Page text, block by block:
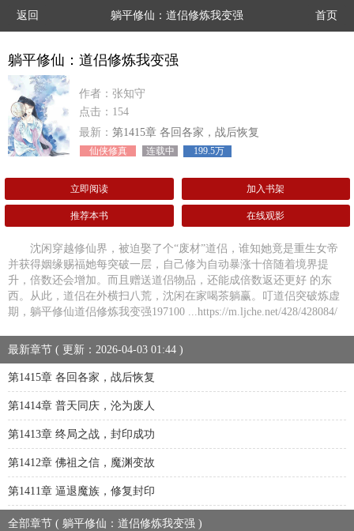
返回 躺平修仙：道侣修炼我变强 首页
躺平修仙：道侣修炼我变强
作者：张知守
点击：154
最新： 第1415章 各回各家，战后恢复
仙侠修真 连载中 199.5万
立即阅读 加入书架
推荐本书 在线观影
沈闲穿越修仙界，被迫娶了个“废材”道侣，谁知她竟是重生女帝
并获得姻缘赐福她每突破一层，自己修为自动暴涨十倍随着境界提
升，倍数还会增加。而且赠送道侣物品，还能成倍数返还更好 的东
西。从此，道侣在外横扫八荒，沈闲在家喝茶躺赢。叮道侣突破炼虚
期，躺平修仙道侣修炼我变强197100 ...https://m.ljche.net/428/428084/
最新章节 ( 更新：2026-04-03 01:44 )
第1415章 各回各家，战后恢复
第1414章 普天同庆，沦为废人
第1413章 终局之战，封印成功
第1412章 佛祖之信，魔渊变故
第1411章 逼退魔族，修复封印
全部章节 ( 躺平修仙：道侣修炼我变强 )